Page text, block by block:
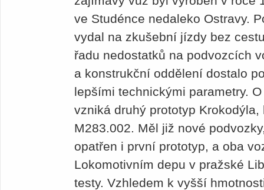
ve Studénce nedaleko Ostravy.
vydal na zkušební jízdy bez
řadu nedostatků na podvozcích
a konstrukční oddělení dostalo
lepšími technickými parametry.
vzniká druhý prototyp
M283.002. Měl již nové
opatřen i první prototyp, a oba
Lokomotivním depu v pražské
testy. Vzhledem k vyšší